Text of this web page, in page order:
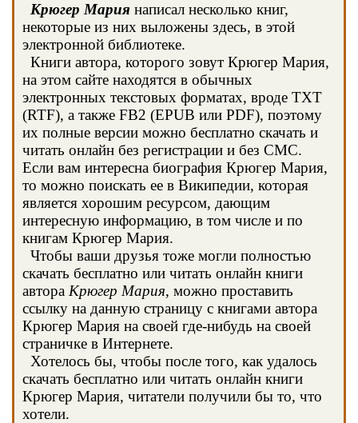
Крюгер Мария написал несколько книг,
некоторые из них выложены здесь, в этой
электронной библиотеке.
Книги автора, которого зовут Крюгер Мария,
на этом сайте находятся в обычных
электронных текстовых форматах, вроде TXT
(RTF), а также FB2 (EPUB или PDF), поэтому
их полные версии можно бесплатно скачать и
читать онлайн без регистрации и без СМС.
Если вам интересна биография Крюгер Мария,
то можно поискать ее в Википедии, которая
является хорошим ресурсом, дающим
интересную информацию, в том числе и по
книгам Крюгер Мария.
Чтобы ваши друзья тоже могли полностью
скачать бесплатно или читать онлайн книги
автора Крюгер Мария, можно проставить
ссылку на данную страницу с книгами автора
Крюгер Мария на своей где-нибудь на своей
страничке в Интернете.
Хотелось бы, чтобы после того, как удалось
скачать бесплатно или читать онлайн книги
Крюгер Мария, читатели получили бы то, что
хотели.